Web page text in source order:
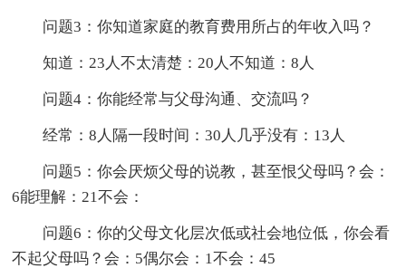
问题3：你知道家庭的教育费用所占的年收入吗？
知道：23人不太清楚：20人不知道：8人
问题4：你能经常与父母沟通、交流吗？
经常：8人隔一段时间：30人几乎没有：13人
问题5：你会厌烦父母的说教，甚至恨父母吗？会：
6能理解：21不会：
问题6：你的父母文化层次低或社会地位低，你会看
不起父母吗？会：5偶尔会：1不会：45